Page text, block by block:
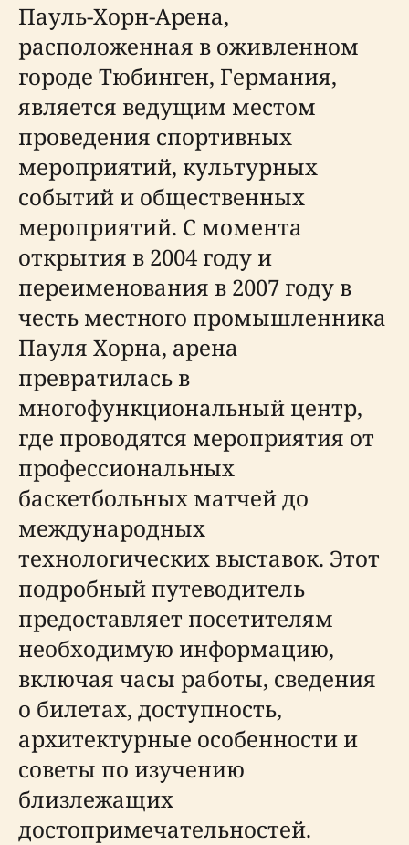
Пауль-Хорн-Арена,
расположенная в оживленном
городе Тюбинген, Германия,
является ведущим местом
проведения спортивных
мероприятий, культурных
событий и общественных
мероприятий. С момента
открытия в 2004 году и
переименования в 2007 году в
честь местного промышленника
Пауля Хорна, арена
превратилась в
многофункциональный центр,
где проводятся мероприятия от
профессиональных
баскетбольных матчей до
международных
технологических выставок. Этот
подробный путеводитель
предоставляет посетителям
необходимую информацию,
включая часы работы, сведения
о билетах, доступность,
архитектурные особенности и
советы по изучению
близлежащих
достопримечательностей.